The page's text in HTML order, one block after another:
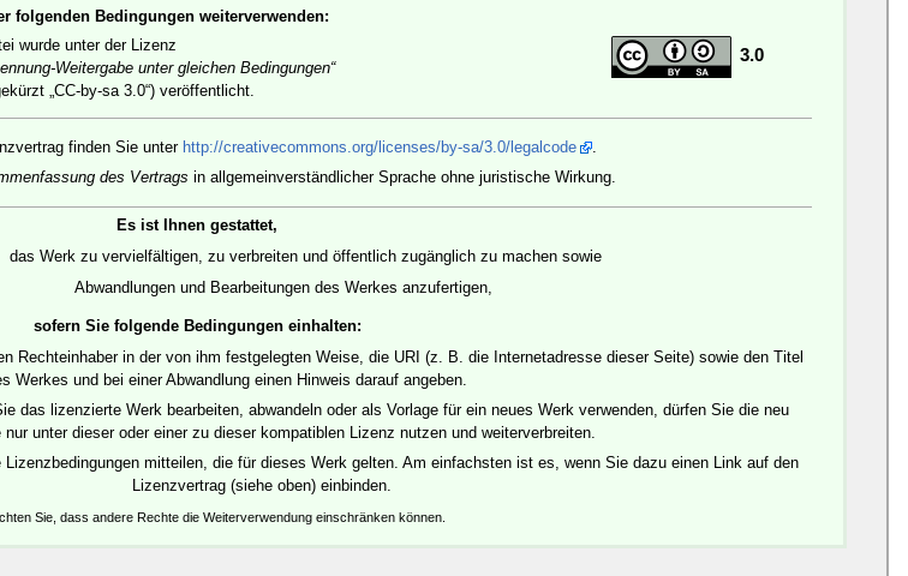
folgenden Bedingungen weiterverwenden:
wurde unter der Lizenz
Weitergabe unter gleichen Bedingungen“
„CC-by-sa 3.0“) veröffentlicht.
3.0
finden Sie unter http://creativecommons.org/licenses/by-sa/3.0/legalcode
.
des Vertrags in allgemeinverständlicher Sprache ohne juristische Wirkung.
Es ist Ihnen gestattet,
das Werk zu vervielfältigen, zu verbreiten und öffentlich zugänglich zu machen sowie
Abwandlungen und Bearbeitungen des Werkes anzufertigen,
sofern Sie folgende Bedingungen einhalten:
Rechteinhaber in der von ihm festgelegten Weise, die URI (z. B. die Internetadresse dieser Seite) sowie den Titel
Werkes und bei einer Abwandlung einen Hinweis darauf angeben.
das lizenzierte Werk bearbeiten, abwandeln oder als Vorlage für ein neues Werk verwenden, dürfen Sie die neu
unter dieser oder einer zu dieser kompatiblen Lizenz nutzen und weiterverbreiten.
mitteilen, die für dieses Werk gelten. Am einfachsten ist es, wenn Sie dazu einen Link auf den
Lizenzvertrag (siehe oben) einbinden.
Sie, dass andere Rechte die Weiterverwendung einschränken können.